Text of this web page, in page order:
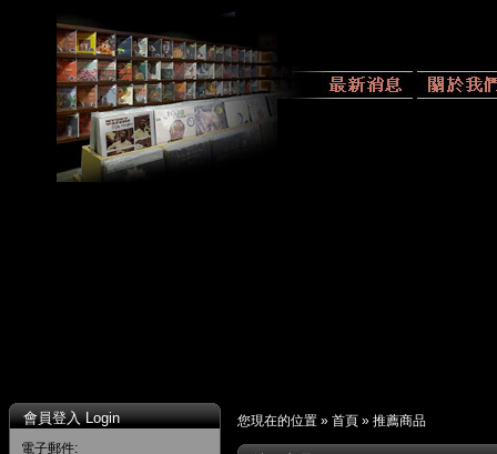
會員登入 Login
電子郵件:
您現在的位置 » 首頁 » 推薦商品